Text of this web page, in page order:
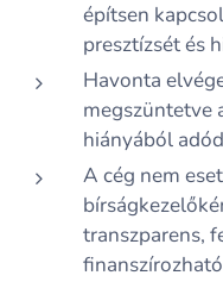
építsen
presztízsét és
Havonta
megszüntetve
hiányából
A cég nem
transzparens,